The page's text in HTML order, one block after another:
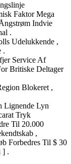
Faktor Mega
Indvie
.
Udelukkende ,
.
Service Af
Britiske Deltager
Blokeret ,
Lignende Lyn
Tryk
Til 20.000
,
Forbedres Til $ 30
] .